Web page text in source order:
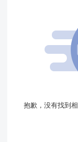
抱歉，没有找到